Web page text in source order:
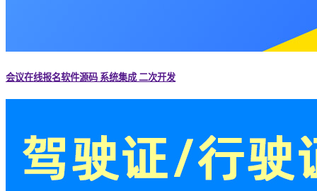
会议在线报名软件源码 系统集成 二次开发